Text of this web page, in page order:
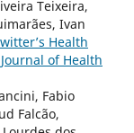
Teixeira,
Ivan
Health
Journal of Health
Fabio
Falcão,